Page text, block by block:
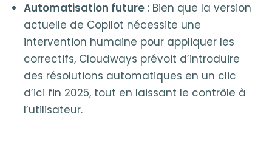
Automatisation future : Bien que la version
actuelle de Copilot nécessite une
intervention humaine pour appliquer les
correctifs, Cloudways prévoit d’introduire
des résolutions automatiques en un clic
d’ici fin 2025, tout en laissant le contrôle à
l’utilisateur.